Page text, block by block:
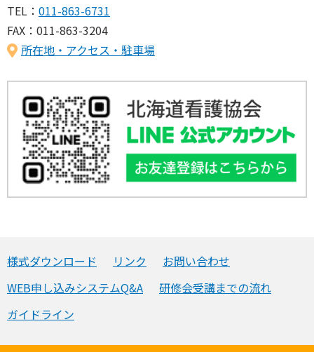
TEL： 011-863-6731
FAX：011-863-3204
所在地・アクセス・駐車場
様式ダウンロード リンク
お問い合わせ
WEB申し込みシステムQ&A
研修会受講までの流れ
ガイドライン